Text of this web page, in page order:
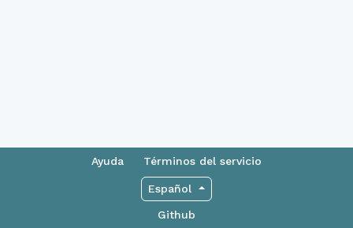
Ayuda Términos del servicio
Español
Github